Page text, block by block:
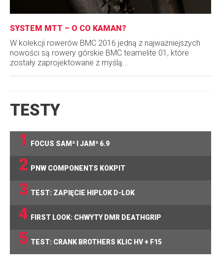
SYSTEM MTT – O CO KAMAN?
W kolekcji rowerów BMC 2016 jedną z najważniejszych
nowości są rowery górskie BMC teamelite 01, które
zostały zaprojektowane z myślą...
TESTY
1
FOCUS SAM² I JAM² 6.9
2 PNW COMPONENTS KOKPIT
3 TEST: ZAPIĘCIE HIPLOK D-LOK
4 FIRST LOOK: CHWYTY DMR DEATHGRIP
5 TEST: CRANK BROTHERS KLIC HV + F15